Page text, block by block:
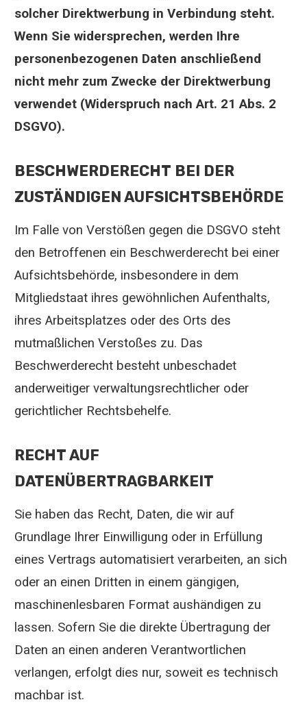
solcher Direktwerbung in Verbindung steht.
Wenn Sie widersprechen, werden Ihre
personenbezogenen Daten anschließend
nicht mehr zum Zwecke der Direktwerbung
verwendet (Widerspruch nach Art. 21 Abs. 2
DSGVO).
BESCHWERDERECHT BEI DER
ZUSTÄNDIGEN AUFSICHTSBEHÖRDE
Im Falle von Verstößen gegen die DSGVO steht
den Betroffenen ein Beschwerderecht bei einer
Aufsichtsbehörde, insbesondere in dem
Mitgliedstaat ihres gewöhnlichen Aufenthalts,
ihres Arbeitsplatzes oder des Orts des
mutmaßlichen Verstoßes zu. Das
Beschwerderecht besteht unbeschadet
anderweitiger verwaltungsrechtlicher oder
gerichtlicher Rechtsbehelfe.
RECHT AUF
DATENÜBERTRAGBARKEIT
Sie haben das Recht, Daten, die wir auf
Grundlage Ihrer Einwilligung oder in Erfüllung
eines Vertrags automatisiert verarbeiten, an sich
oder an einen Dritten in einem gängigen,
maschinenlesbaren Format aushändigen zu
lassen. Sofern Sie die direkte Übertragung der
Daten an einen anderen Verantwortlichen
verlangen, erfolgt dies nur, soweit es technisch
machbar ist.